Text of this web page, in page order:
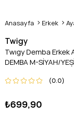
Anasayfa Erkek
Twigy
Twıgy Demba
DEMBA M-SİYAH/
0.0
₺699,90